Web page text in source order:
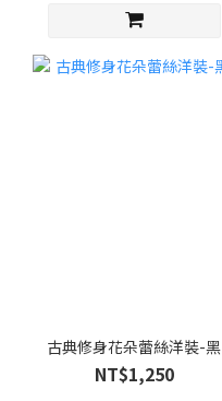
古典修身花朵蕾絲洋裝-黑
NT$1,250